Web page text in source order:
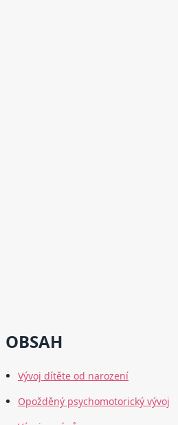
OBSAH
Vývoj dítěte od narození
Opožděný psychomotorický vývoj